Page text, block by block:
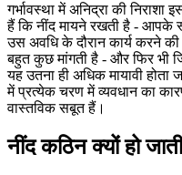
गर्भावस्था में अनिद्रा की
हैं कि नींद मायने रखती है - आपके
उस अवधि के दौरान कार्य करने
बहुत कुछ मांगती है - और फिर भी
यह उतना ही अधिक मायावी होता
में प्रत्येक चरण में व्यवधान का
वास्तविक सबूत हैं।
नींद कठिन क्यों हो